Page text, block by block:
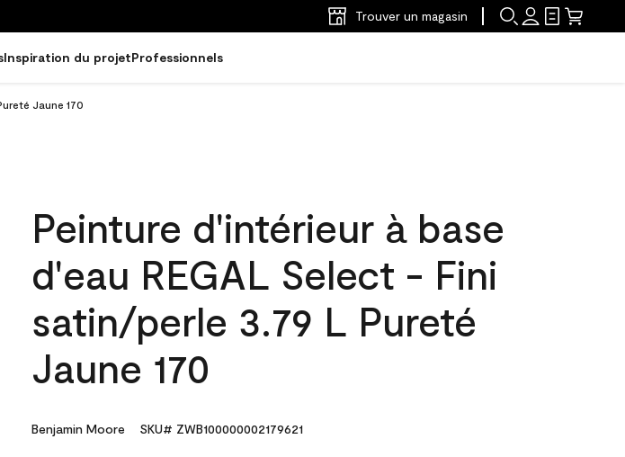
Trouver un magasin
Inspiration du projetProfessionnels
Jaune 170
Peinture d'intérieur à base
d'eau REGAL Select - Fini
satin/perle 3.79 L Pureté
Jaune 170
Benjamin Moore SKU# ZWB100000002179621